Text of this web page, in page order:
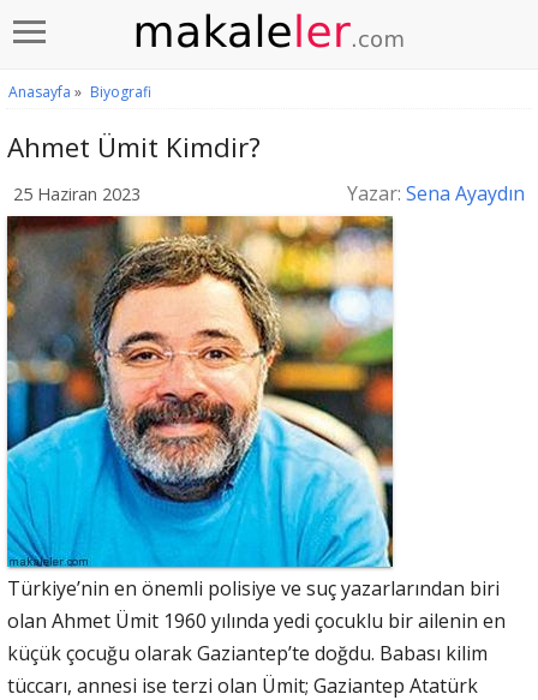
Anasayfa » Biyografi
Ahmet Ümit Kimdir?
25 Haziran 2023 Yazar: Sena Ayaydın
Türkiye’nin en önemli polisiye ve suç yazarlarından biri
olan Ahmet Ümit 1960 yılında yedi çocuklu bir ailenin en
küçük çocuğu olarak Gaziantep’te doğdu. Babası kilim
tüccarı, annesi ise terzi olan Ümit; Gaziantep Atatürk